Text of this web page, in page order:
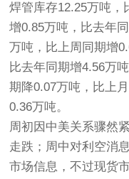
焊管库存12.25万吨，
增0.85万吨，比去年
万吨，比上周同期增
比去年同期增4.56万
期降0.07万吨，比上
0.36万吨。
周初因中美关系骤然
走跌；周中对利空消
市场信息，不过现货